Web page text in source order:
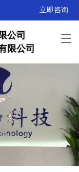
立即咨询
T
n
a
v
i
g
a
公司
限公司